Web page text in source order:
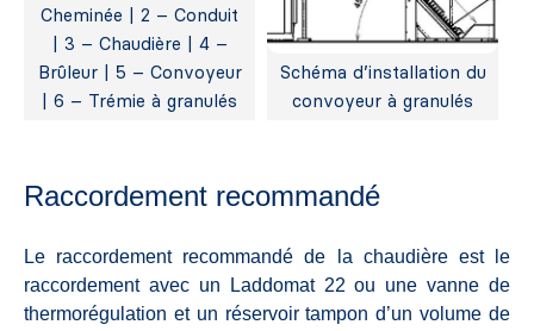
Cheminée | 2 – Conduit
| 3 – Chaudière | 4 –
Brûleur | 5 – Convoyeur
| 6 – Trémie à granulés
Schéma d’installation du
convoyeur à granulés
Raccordement recommandé
Le raccordement recommandé de la chaudière est le
raccordement avec un Laddomat 22 ou une vanne de
thermorégulation et un réservoir tampon d’un volume de